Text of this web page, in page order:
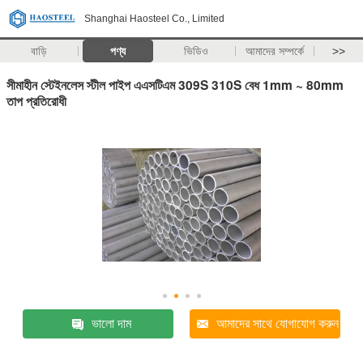
Shanghai Haosteel Co., Limited
বাড়ি পণ্য ভিডিও আমাদের সম্পর্কে >>
সীমাহীন স্টেইনলেস স্টীল পাইপ এএসটিএম 309S 310S বেধ 1mm ~ 80mm
তাপ প্রতিরোধী
ভালো দাম আমাদের সাথে যোগাযোগ করুন